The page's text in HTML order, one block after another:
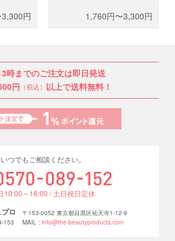
1gから円
ッシュを低価格で。0.5gと1g
からお選びください。
1,760円〜3,300円
時までのご注文は即日発送
円 （税込） 以上で送料無料！
いつでもご相談ください。
10:00～16:00 / 土日祝日定休
ロ
〒153-0052 東京都目黒区祐天寺1-12-9
153
MAIL : info@the-beautyproducts.com